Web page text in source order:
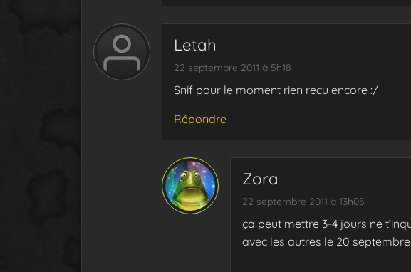
Letah
22 septembre 2011 à 5h18
Snif pour le moment rien recu encore :/
Répondre
Zora
22 septembre 2011 à 13h05
ça peut mettre 3-4 jours ne
avec les autres le 20